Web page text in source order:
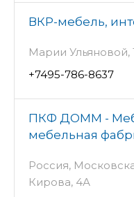
ВКР-мебель,
Марии Ульяновой,
+7495-786-8637
ПКФ ДОММ -
мебельная
Россия,
Кирова, 4А